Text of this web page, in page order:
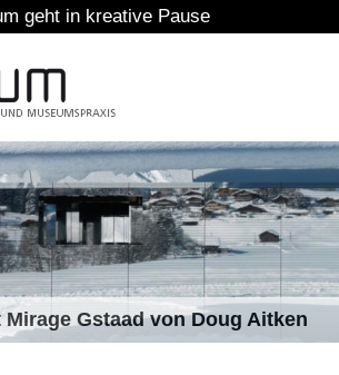
Pause
Gstaad von Doug Aitken